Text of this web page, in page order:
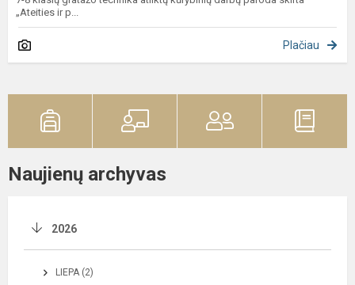
„Ateities ir p...
Plačiau
Naujienų archyvas
2026
LIEPA (2)